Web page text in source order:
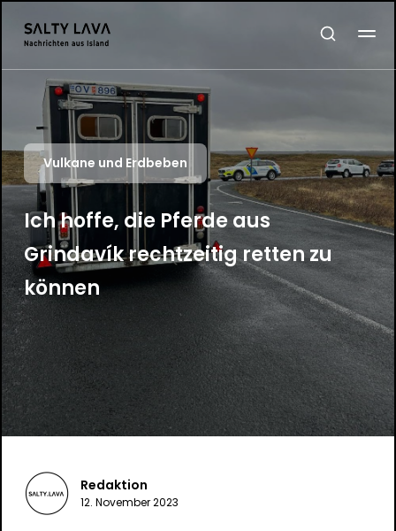
Vulkane und Erdbeben
Ich hoffe, die Pferde aus
Grindavík rechtzeitig retten zu
können
Redaktion
12. November 2023